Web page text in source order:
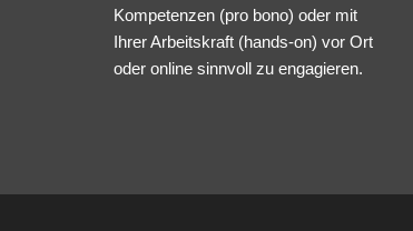
Kompetenzen (pro bono) oder mit
Ihrer Arbeitskraft (hands-on) vor Ort
oder online sinnvoll zu engagieren.